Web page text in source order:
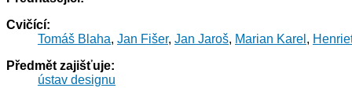
Cvičící:
Tomáš Blaha, Jan Fišer, Jan Jaroš, Marian Karel ,
Předmět zajišťuje:
ústav designu